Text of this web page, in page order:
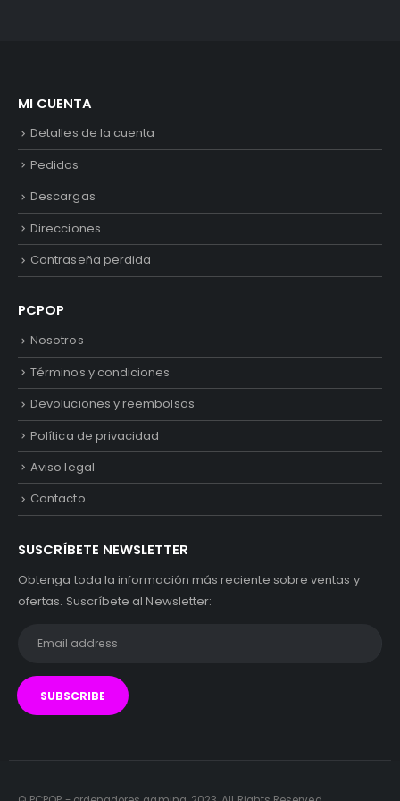
MI CUENTA
Detalles de la cuenta
Pedidos
Descargas
Direcciones
Contraseña perdida
PCPOP
Nosotros
Términos y condiciones
Devoluciones y reembolsos
Política de privacidad
Aviso legal
Contacto
SUSCRÍBETE NEWSLETTER
Obtenga toda la información más reciente sobre ventas y
ofertas. Suscríbete al Newsletter: